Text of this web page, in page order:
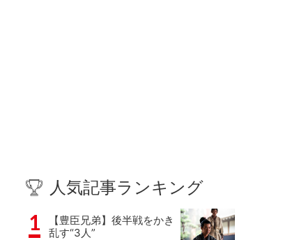
人気記事ランキング
1
【豊臣兄弟】後半戦をかき
乱す“3人”